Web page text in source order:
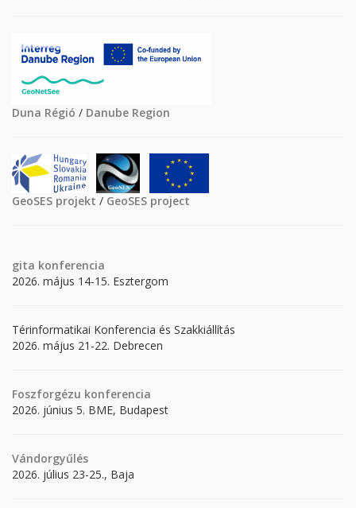
Duna Régió / Danube Region
GeoSES projekt / GeoSES project
gita konferencia
2026. május 14-15. Esztergom
Térinformatikai Konferencia és Szakkiállítás
2026. május 21-22. Debrecen
Foszforgézu konferencia
2026. június 5. BME, Budapest
Vándorgyűlés
2026. július 23-25., Baja